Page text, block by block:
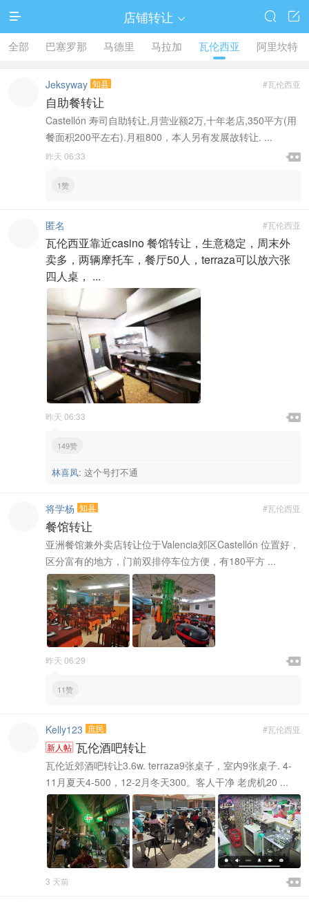
 店铺转让  

全部 巴塞罗那 马德里 马拉加 瓦伦西亚 阿里坎特
#瓦伦西亚
Jeksyway 知县
自助餐转让
Castellón 寿司自助转让,月营业额2万,十年老店,350平方(用
餐面积200平左右).月租800，本人另有发展故转让. ...

昨天 06:33 
1赞
#瓦伦西亚
匿名
瓦伦西亚靠近casino 餐馆转让，生意稳定，周末外
卖多，两辆摩托车，餐厅50人，terraza可以放六张
四人桌， ...

昨天 06:33 
149赞
林喜凤: 这个号打不通
#瓦伦西亚
将学杨 知县
餐馆转让
亚洲餐馆兼外卖店转让位于Valencia郊区Castellón 位置好，
区分富有的地方，门前双排停车位方便，有180平方 ...

昨天 06:29 
11赞
#瓦伦西亚
Kelly123 庶民
新人帖 瓦伦酒吧转让
瓦伦近郊酒吧转让3.6w. terraza9张桌子，室内9张桌子. 4-
11月夏天4-500，12-2月冬天300。客人干净 老虎机20 ...

3 天前 